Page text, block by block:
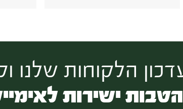
הלקוחות שלנו
ישירות